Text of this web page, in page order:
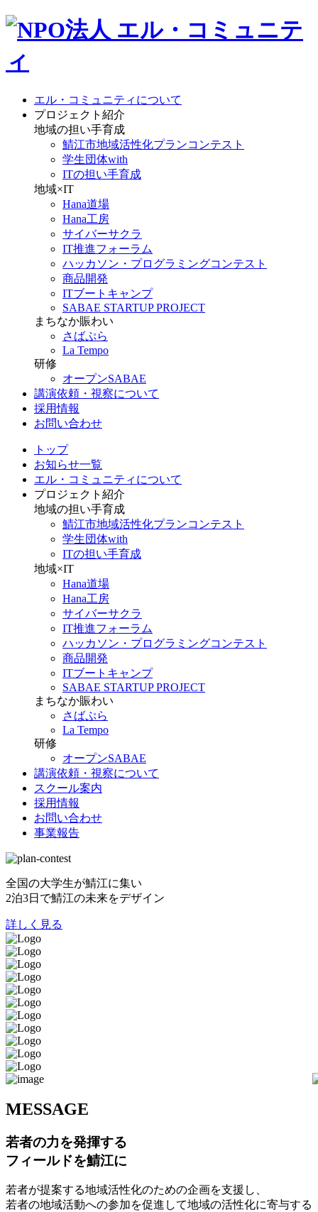
エル・コミュニティについて
プロジェクト紹介
地域の担い手育成
鯖江市地域活性化プランコンテスト
学生団体with
ITの担い手育成
地域×IT
Hana道場
Hana工房
サイバーサクラ
IT推進フォーラム
ハッカソン・プログラミングコンテスト
商品開発
ITブートキャンプ
SABAE STARTUP PROJECT
まちなか賑わい
さばぷら
La Tempo
研修
オープンSABAE
講演依頼・視察について
採用情報
お問い合わせ
トップ
お知らせ一覧
エル・コミュニティについて
プロジェクト紹介
地域の担い手育成
鯖江市地域活性化プランコンテスト
学生団体with
ITの担い手育成
地域×IT
Hana道場
Hana工房
サイバーサクラ
IT推進フォーラム
ハッカソン・プログラミングコンテスト
商品開発
ITブートキャンプ
SABAE STARTUP PROJECT
まちなか賑わい
さばぷら
La Tempo
研修
オープンSABAE
講演依頼・視察について
スクール案内
採用情報
お問い合わせ
事業報告
全国の大学生が鯖江に集い
2泊3日で鯖江の未来をデザイン
詳しく見る
MESSAGE
若者の力を発揮する
フィールドを鯖江に
若者が提案する地域活性化のための企画を支援し、
若者の地域活動への参加を促進して地域の活性化に寄与する